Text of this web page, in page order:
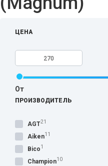
ЦЕНА
От
ПРОИЗВОДИТЕЛЬ
AGT21
Aiken11
Bico1
Champion10